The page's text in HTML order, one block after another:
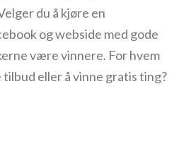
du å kjøre en
og webside med gode
være vinnere. For hvem
tilbud eller å vinne gratis ting?